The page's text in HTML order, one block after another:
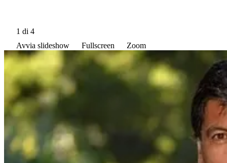
1 di 4
Avvia slideshow
Fullscreen Zoom